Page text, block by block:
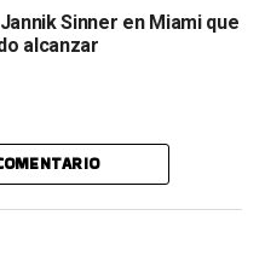
Sinner en Miami que
alcanzar